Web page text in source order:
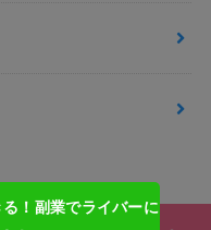
！副業でライバーに